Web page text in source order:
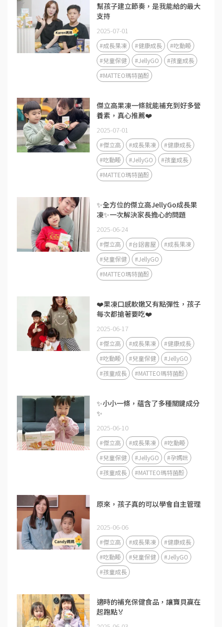
幫孩子建立節奏，是我能給的最大
支持
2025-07-01
#成長果凍 #健康成長
#吃動睡
#兒童保健
#JellyGO
#孩童成長
#MATTEO瑪特菌酚
傑立高果凍一條就能補充到好多營
養素，真心推薦❤️
2025-07-01
#傑立高 #成長果凍
#健康成長
#吃動睡
#JellyGO
#孩童成長
#MATTEO瑪特菌酚
✨全方位的傑立高JellyGo成長果
凍✨一次解決家長擔心的問題
2025-06-24
#傑立高 #台鋁書屋
#成長果凍
#兒童保健
#JellyGO
#MATTEO瑪特菌酚
❤️果凍口感軟嫩又有點彈性，孩子
每次都搶著要吃❤️
2025-06-17
#傑立高 #成長果凍
#健康成長
#吃動睡
#兒童保健
#JellyGO
#孩童成長
#MATTEO瑪特菌酚
✨小小一條，蘊含了多種關鍵成分
✨
2025-06-10
#傑立高 #成長果凍
#吃動睡
#兒童保健
#JellyGO
#孕媽咪
#孩童成長
#MATTEO瑪特菌酚
原來，孩子真的可以學會自主管理
2025-06-06
#傑立高 #成長果凍
#健康成長
#吃動睡
#兒童保健
#JellyGO
#孩童成長
適時的補充保健食品，讓寶貝贏在
起跑點🏅